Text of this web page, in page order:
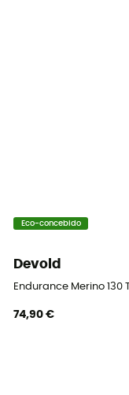
Eco-concebido
Devold
Endurance Merino
74,90 €